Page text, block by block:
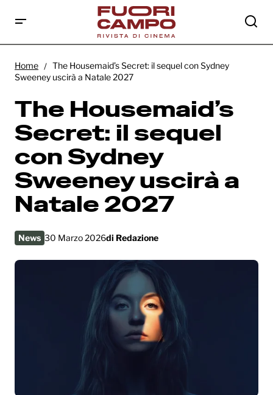
Sydney Sweeney uscirà a Natale 2027
Home
The Housemaid’s Secret: il sequel con Sydney
Sweeney uscirà a Natale 2027
The Housemaid’s
Secret: il sequel
con Sydney
Sweeney uscirà a
Natale 2027
News 30 Marzo 2026di Redazione